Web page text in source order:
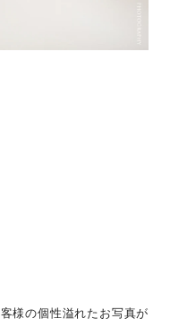
様の個性溢れたお写真が